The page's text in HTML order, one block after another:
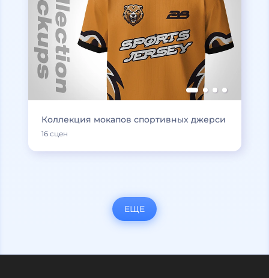
Коллекция мокапов спортивных джерси
16 сцен
ЕЩЕ